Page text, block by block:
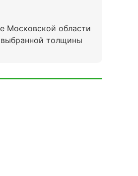
Московской области
толщины